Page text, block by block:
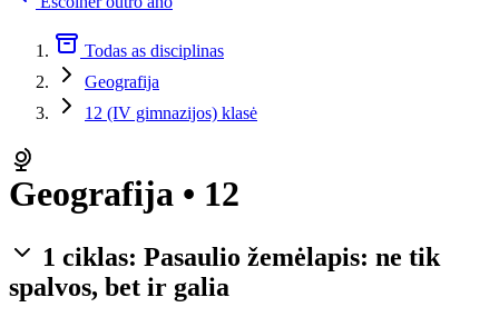
Todas as disciplinas
Geografija
12 (IV gimnazijos) klasė
Geografija • 12
1 ciklas: Pasaulio žemėlapis: ne tik
spalvos, bet ir galia